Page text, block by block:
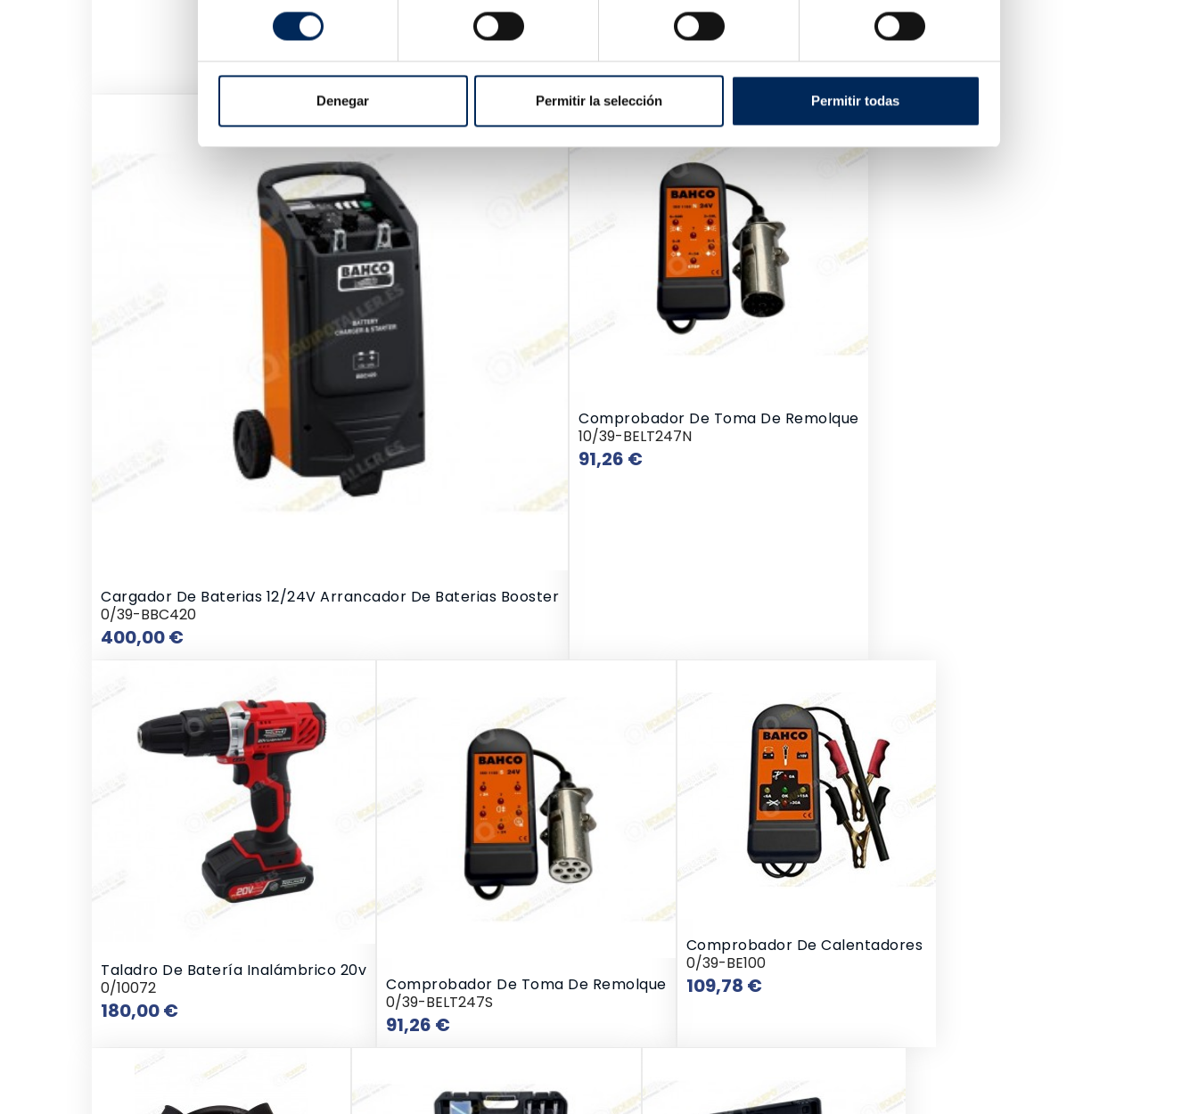
consentimiento
Denegar Permitir la selección Permitir todas
Máquina De Soldadura Por Puntos Digital Spotter 8500 A
650,00 €Precio
Cargador De Baterias 12/24V Arrancador De Baterias Booster
0/39-BBC420
400,00 €
Comprobador De Toma De Remolque
10/39-BELT247N
91,26 €
Taladro De Batería Inalámbrico 20v
0/10072
180,00 €
Comprobador De Toma De Remolque
0/39-BELT247S
91,26 €
Comprobador De Calentadores
0/39-BE100
109,78 €Precio